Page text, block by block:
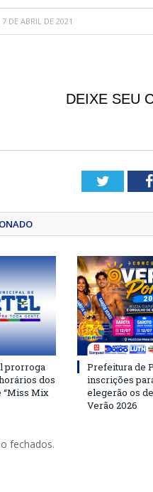
7 DE ABRIL DE 2021
DEIXE SEU
Twitter
prorroga
dos
“Miss Mix
Prefeitura de
inscrições
elegerão os
Verão 2026
fechados.